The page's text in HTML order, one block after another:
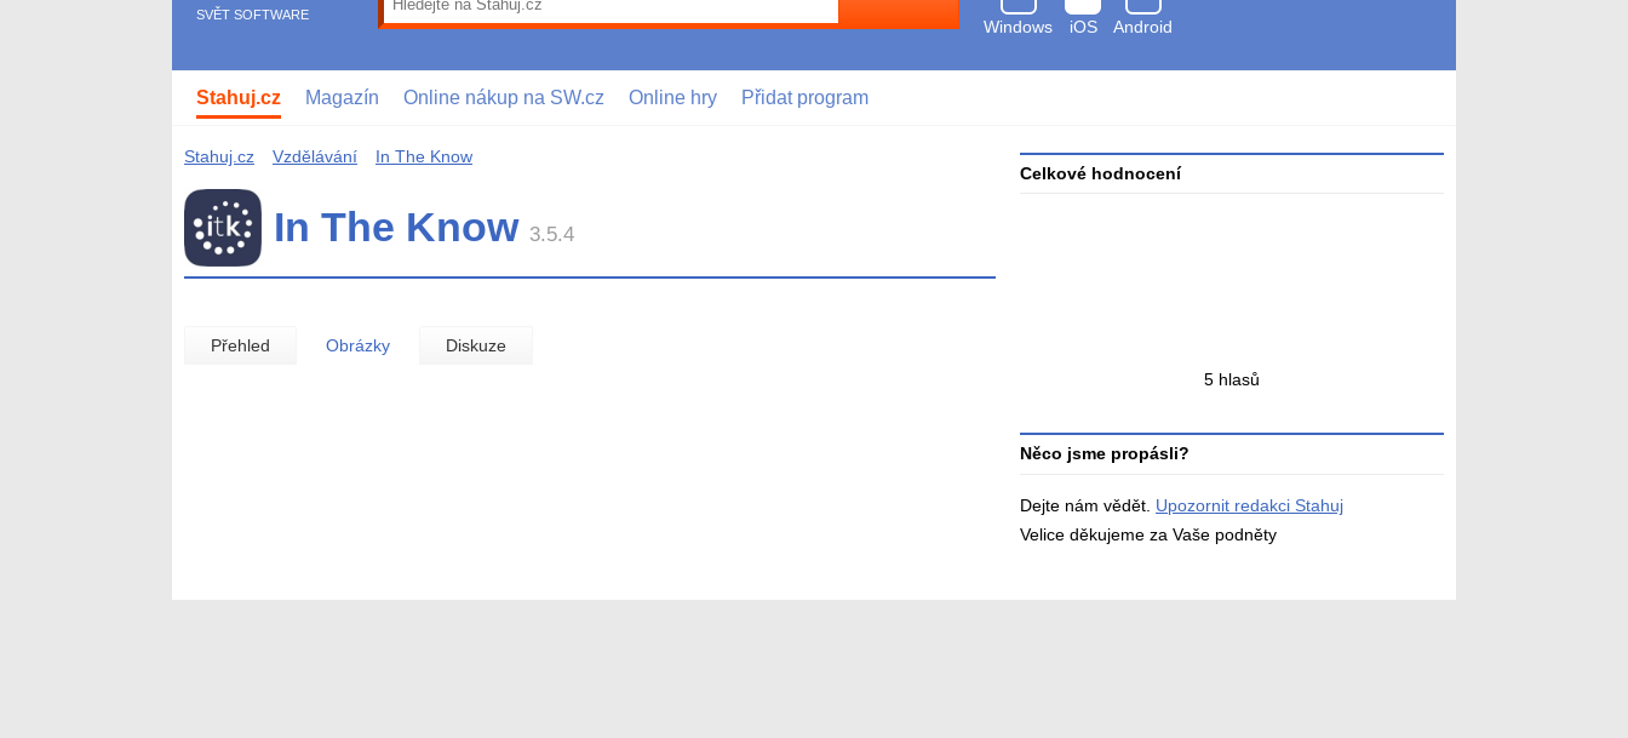
SVĚT SOFTWARE
Windows
iOS
Android
antivirem
Stahuj.cz Magazín Online nákup na SW.cz Online hry Přidat program
Stahuj.cz Vzdělávání In The Know
In The Know 3.5.4
Přehled Obrázky Diskuze
Celkové hodnocení
5 hlasů
Něco jsme propásli?
Dejte nám vědět. Upozornit redakci Stahuj
Velice děkujeme za Vaše podněty